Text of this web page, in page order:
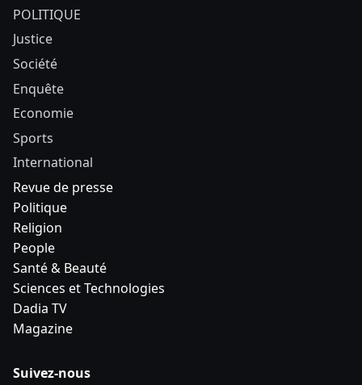
POLITIQUE
Justice
Société
Enquête
Economie
Sports
International
Revue de presse
Politique
Religion
People
Santé & Beauté
Sciences et Technologies
Dadia TV
Magazine
Suivez-nous